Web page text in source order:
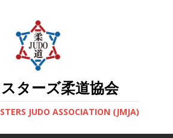
ターズ柔道協会
JUDO ASSOCIATION (JMJA)